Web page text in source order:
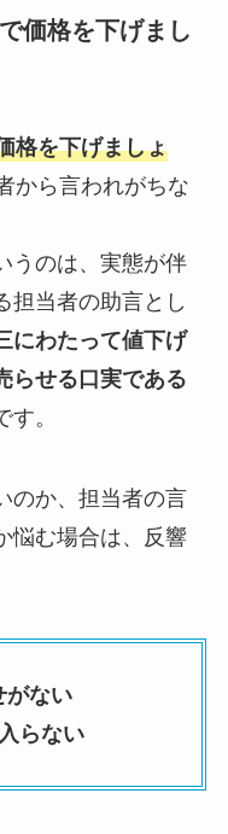
価格を下げまし
格を下げましょ
から言われがちな
うのは、実態が伴
担当者の助言とし
にわたって値下げ
らせる口実である
す。
のか、担当者の言
悩む場合は、反響
がない
らない